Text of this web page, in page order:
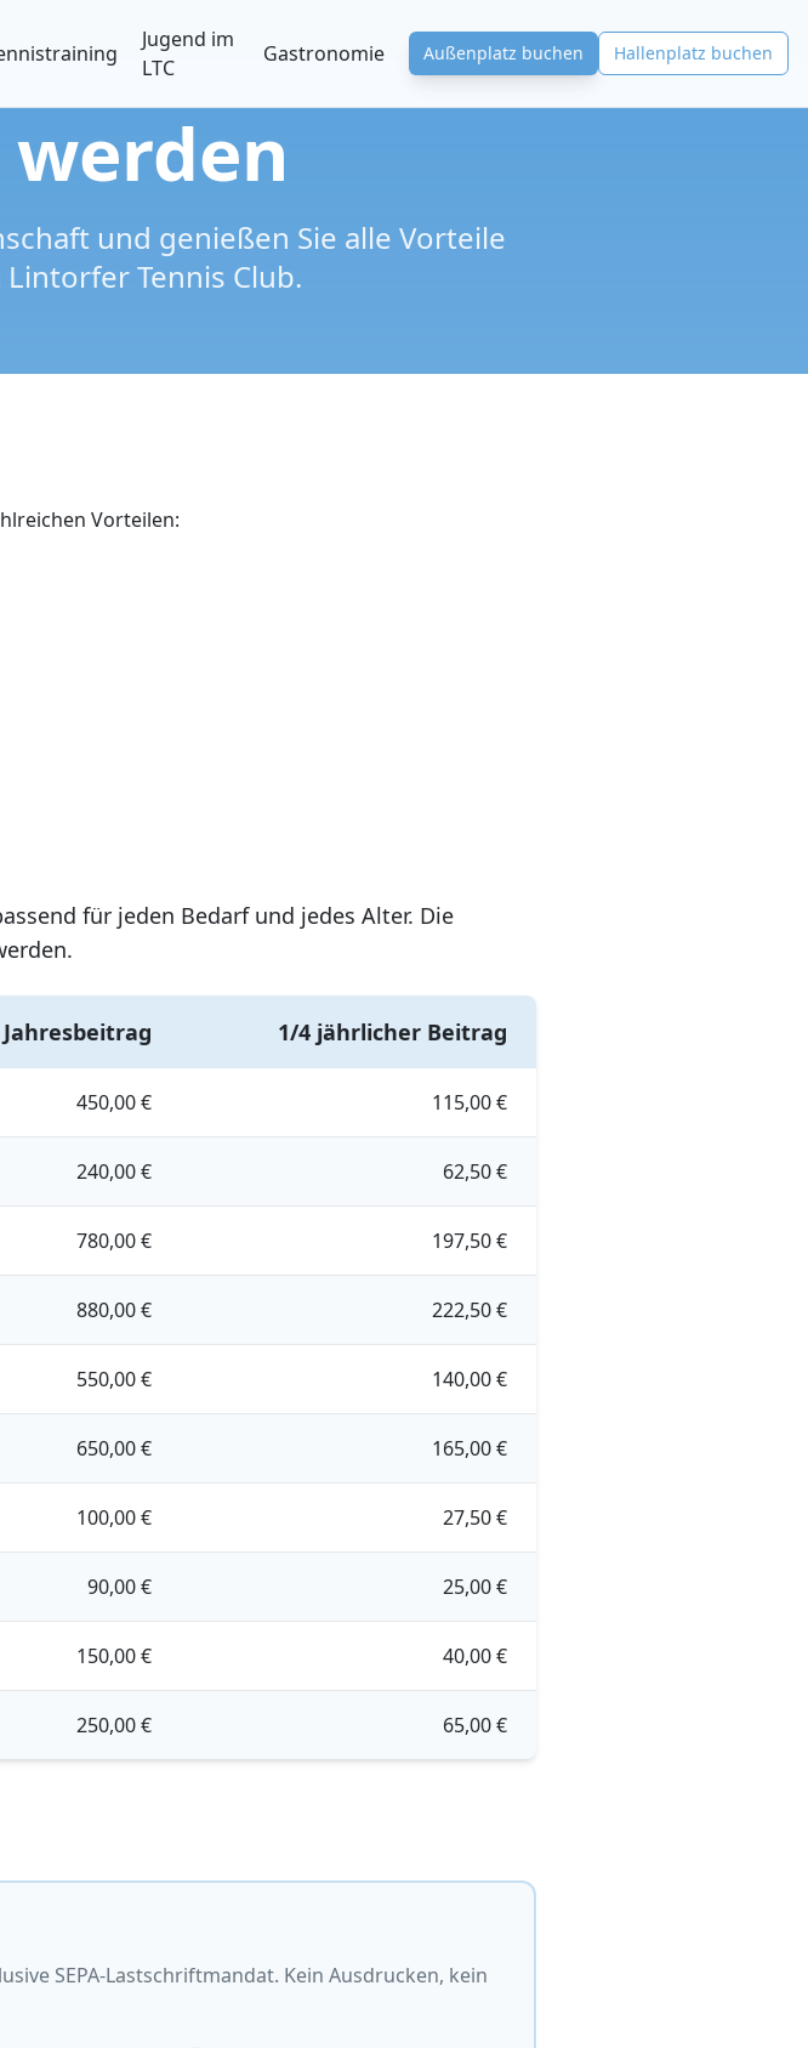
Jugend im
LTC
Gastronomie Außenplatz buchen Hallenplatz buchen
und genießen Sie alle Vorteile
Tennis Club.
Vorteilen:
für jeden Bedarf und jedes Alter. Die
Jahresbeitrag 1/4 jährlicher Beitrag
450,00 € 115,00 €
240,00 € 62,50 €
780,00 € 197,50 €
880,00 € 222,50 €
550,00 € 140,00 €
650,00 € 165,00 €
100,00 € 27,50 €
90,00 € 25,00 €
150,00 € 40,00 €
250,00 € 65,00 €
SEPA-Lastschriftmandat. Kein Ausdrucken, kein